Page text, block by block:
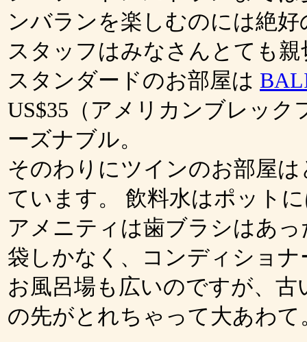
ンバランを楽しむのには絶好
スタッフはみなさんとても
スタンダードのお部屋は
US$35（アメリカンブレック
ーズナブル。
そのわりにツインのお部屋
ています。 飲料水はポット
アメニティは歯ブラシはあ
袋しかなく、コンディショナ
お風呂場も広いのですが、
の先がとれちゃって大あわて